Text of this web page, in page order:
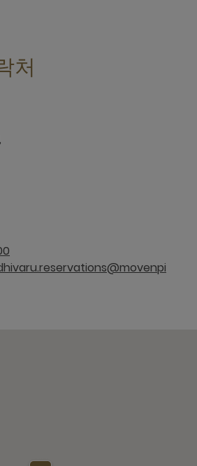
처